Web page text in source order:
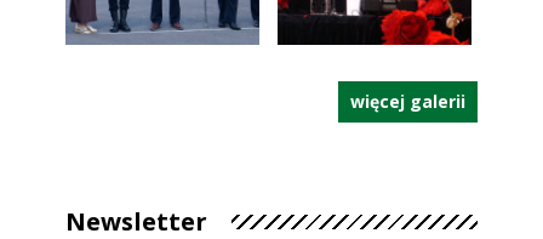
więcej galerii
Newsletter